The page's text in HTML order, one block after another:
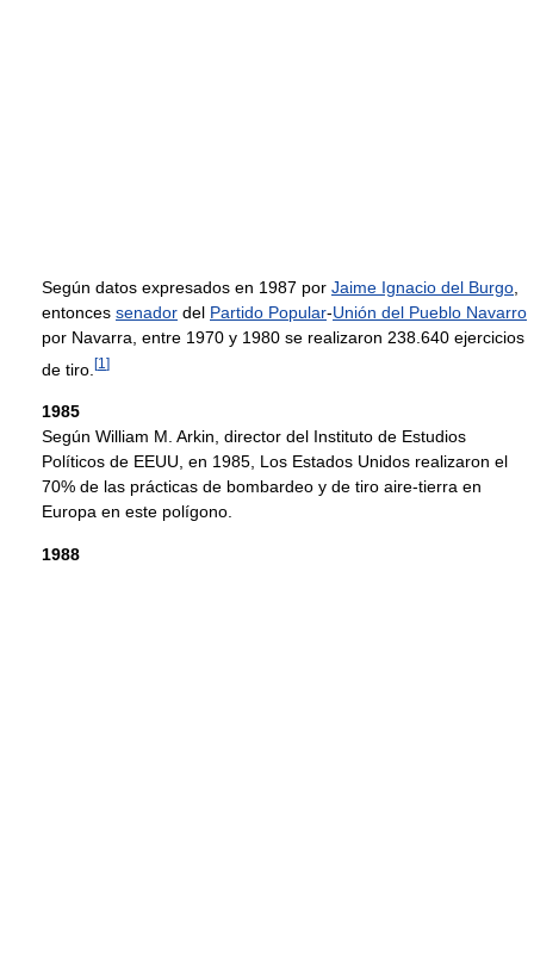
Según datos expresados en 1987 por Jaime Ignacio del Burgo
entonces senador del Partido Popular-Unión del Pueblo Navarro
por Navarra, entre 1970 y 1980 se realizaron 238.640 ejercicios
de tiro. [1 ]
1985
Según William M. Arkin, director del Instituto de Estudios
Políticos de EEUU, en 1985, Los Estados Unidos realizaron el
70% de las prácticas de bombardeo y de tiro aire-tierra en
Europa en este polígono.
1988